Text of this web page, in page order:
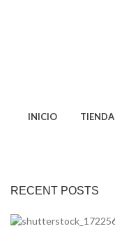
INICIO TIENDA
RECENT POSTS